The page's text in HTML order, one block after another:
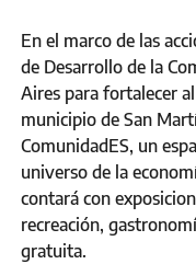
En el marco de las
de Desarrollo de la
Aires para fortalecer
municipio de San
ComunidadES, un
universo de la
contará con
recreación,
gratuita.